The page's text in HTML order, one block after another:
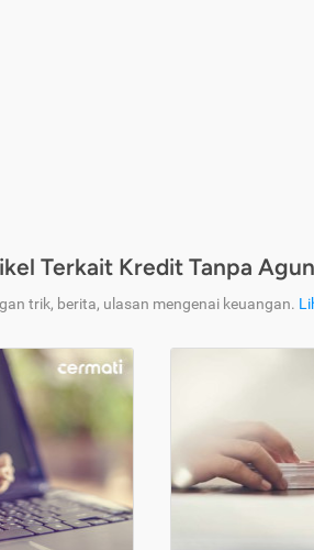
Terkait Kredit Tanpa
trik, berita, ulasan mengenai keuangan.